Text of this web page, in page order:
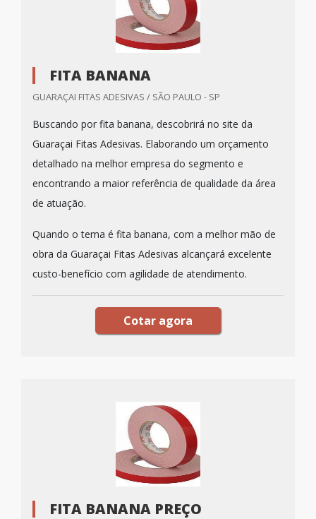
FITA BANANA
GUARAÇAI FITAS ADESIVAS / SÃO PAULO - SP
Buscando por fita banana, descobrirá no site da
Guaraçai Fitas Adesivas. Elaborando um orçamento
detalhado na melhor empresa do segmento e
encontrando a maior referência de qualidade da área
de atuação.
Quando o tema é fita banana, com a melhor mão de
obra da Guaraçai Fitas Adesivas alcançará excelente
custo-benefício com agilidade de atendimento.
Cotar agora
FITA BANANA PREÇO